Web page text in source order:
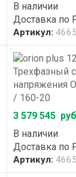
В наличии
Доставка по
Артикул:
Трехфазный
напряжения
/ 160-20
3 579 545
В наличии
Доставка по
Артикул: